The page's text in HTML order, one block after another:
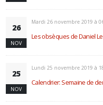
26
NOV
Mardi 26 novembre 2019 à
Les obsèques de Daniel
25
NOV
Lundi 25 novembre 2019 à
Calendrier: Semaine de